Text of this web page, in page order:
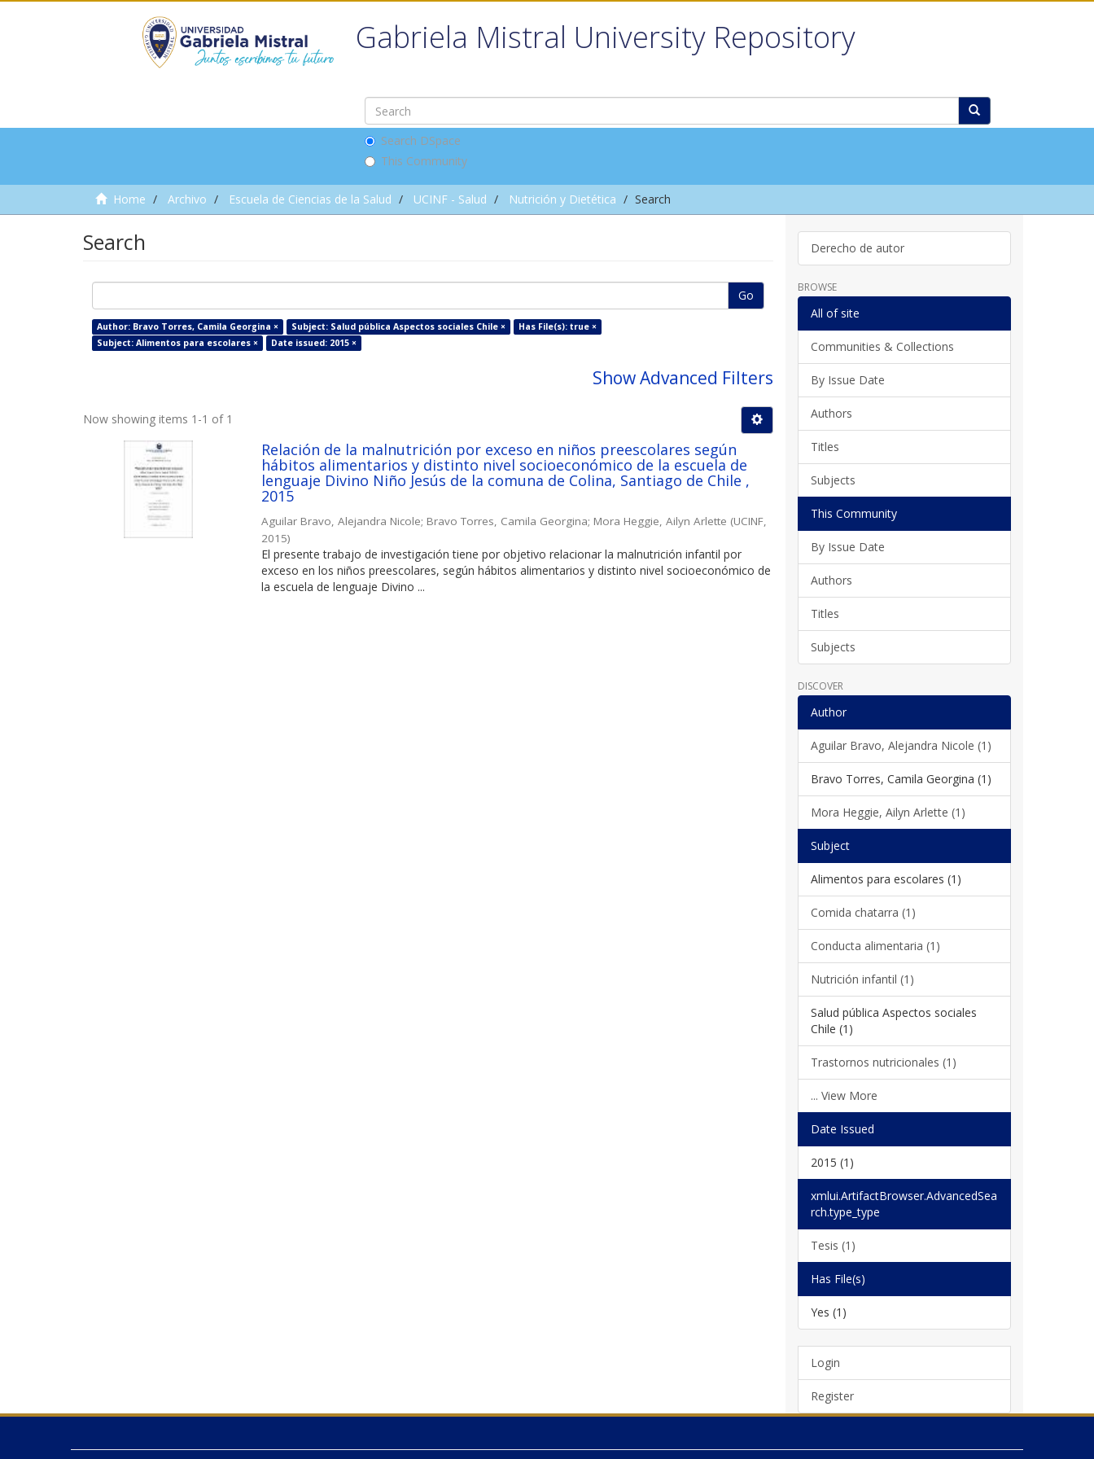
Gabriela Mistral University Repository
Search DSpace
This Community
Home Archivo Escuela de Ciencias de la Salud UCINF - Salud Nutrición y Dietética Search
Search
Go
Author: Bravo Torres, Camila Georgina × Subject: Salud pública Aspectos sociales Chile ×
Has File(s): true ×
Subject: Alimentos para escolares ×
Date issued: 2015 ×
Show Advanced Filters
Now showing items 1-1 of 1
Relación de la malnutrición por exceso en niños preescolares según
hábitos alimentarios y distinto nivel socioeconómico de la escuela de
lenguaje Divino Niño Jesús de la comuna de Colina, Santiago de Chile ,
2015
Aguilar Bravo, Alejandra Nicole; Bravo Torres, Camila Georgina; Mora Heggie, Ailyn Arlette (UCINF
2015)
El presente trabajo de investigación tiene por objetivo relacionar la malnutrición infantil por
exceso en los niños preescolares, según hábitos alimentarios y distinto nivel socioeconómico de
la escuela de lenguaje Divino ...
Derecho de autor
BROWSE
All of site
Communities & Collections
By Issue Date
Authors
Titles
Subjects
This Community
By Issue Date
Authors
Titles
Subjects
DISCOVER
Author
Aguilar Bravo, Alejandra Nicole (1)
Bravo Torres, Camila Georgina (1)
Mora Heggie, Ailyn Arlette (1)
Subject
Alimentos para escolares (1)
Comida chatarra (1)
Conducta alimentaria (1)
Nutrición infantil (1)
Salud pública Aspectos sociales
Chile (1)
Trastornos nutricionales (1)
... View More
Date Issued
2015 (1)
xmlui.ArtifactBrowser.AdvancedSea
rch.type_type
Tesis (1)
Has File(s)
Yes (1)
Login
Register